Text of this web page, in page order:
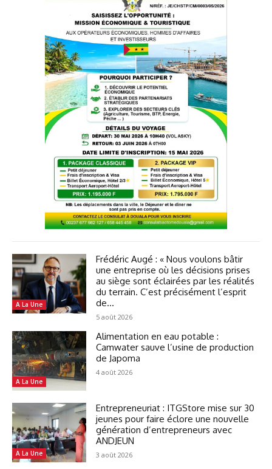
A La Une
Frédéric Augé : « Nous voulons bâtir
une entreprise où les décisions prises
au siège sont éclairées par les réalités
du terrain. C’est précisément l’esprit
de...
5 août 2026
A La Une
Alimentation en eau potable :
Camwater sauve l’usine de production
de Japoma
4 août 2026
A La Une
Entrepreneuriat : ITGStore mise sur 30
jeunes pour faire éclore une nouvelle
génération d’entrepreneurs avec
ANDJEUN
3 août 2026